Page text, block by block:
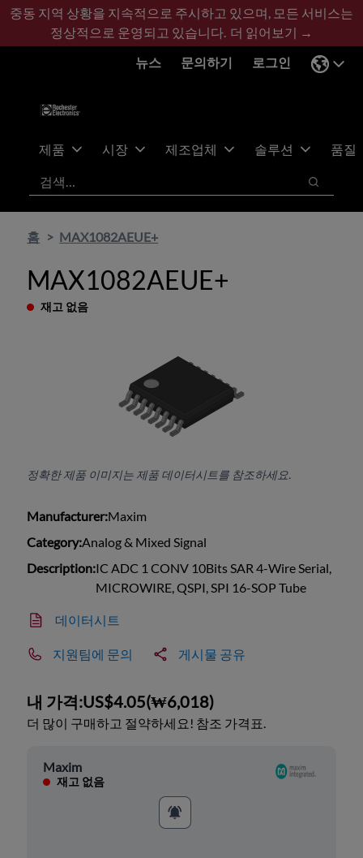
기
콘
바
글
중동 지역 상황을 지속적으로 주시하고 있으며, 모든 서비스는
정상적으로 운영되고 있습니다. 더 읽어보기 →
뉴스
문의하기 로그인
제품 시장 제조업체 솔루션
품질
검색
검색
홈 MAX1082AEUE+
MAX1082AEUE+
재고 없음
정확한 제품 이미지는 제품 데이터시트를 참조하세요.
Manufacturer:Maxim
Category:Analog & Mixed Signal
Description:IC ADC 1 CONV 10Bits SAR 4-Wire Serial,
MICROWIRE, QSPI, SPI 16-SOP Tube
데이터시트
지원팀에 문의 게시물 공유
내 가격:US$4.05(₩6,018)
더 많이 구매하고 절약하세요! 참조 가격표.
Maxim
재고 없음